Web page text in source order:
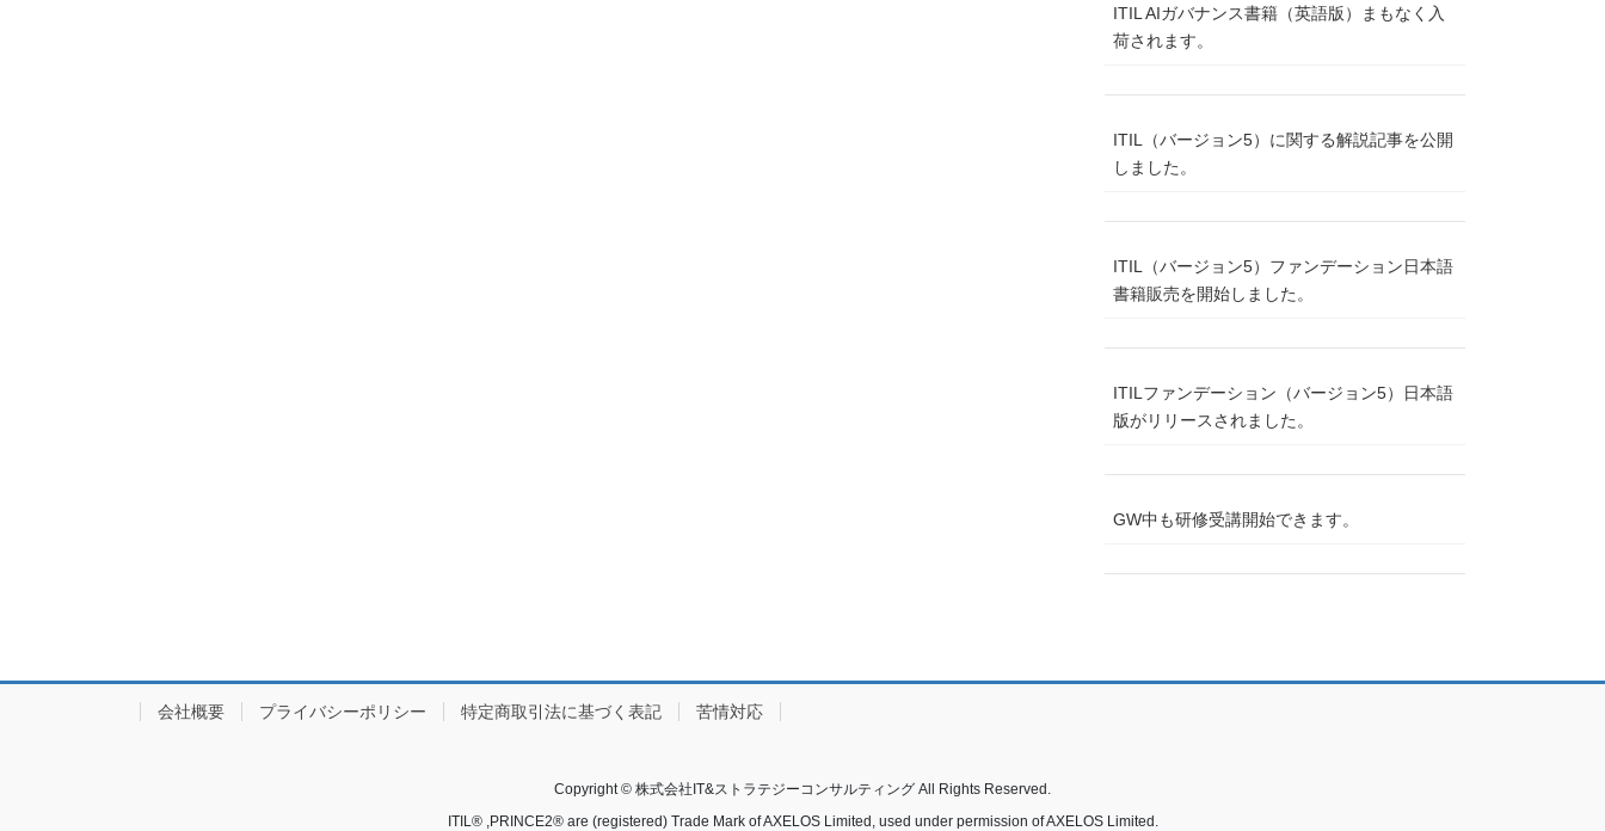
ITIL AIガバナンス書籍（英語版）まもなく入
荷されます。
ITIL（バージョン5）に関する解説記事を公開
しました。
ITIL（バージョン5）ファンデーション日本語
書籍販売を開始しました。
ITILファンデーション（バージョン5）日本語
版がリリースされました。
GW中も研修受講開始できます。
会社概要 プライバシーポリシー 特定商取引法に基づく表記 苦情対応
Copyright © 株式会社IT&ストラテジーコンサルティング All Rights Reserved.
ITIL® ,PRINCE2® are (registered) Trade Mark of AXELOS Limited, used under permission of AXELOS Limited.